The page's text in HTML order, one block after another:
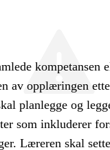
kompetansen
av opplæringen
planlegge og
som inkluderer
Læreren skal